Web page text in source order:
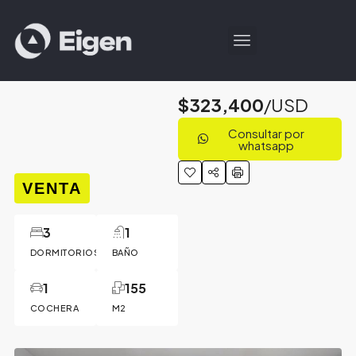
VENTA
DORMITORIOS
3
BAÑO
1
COCHERA
1
M2
155
$323,400/USD
Consultar por
whatsapp